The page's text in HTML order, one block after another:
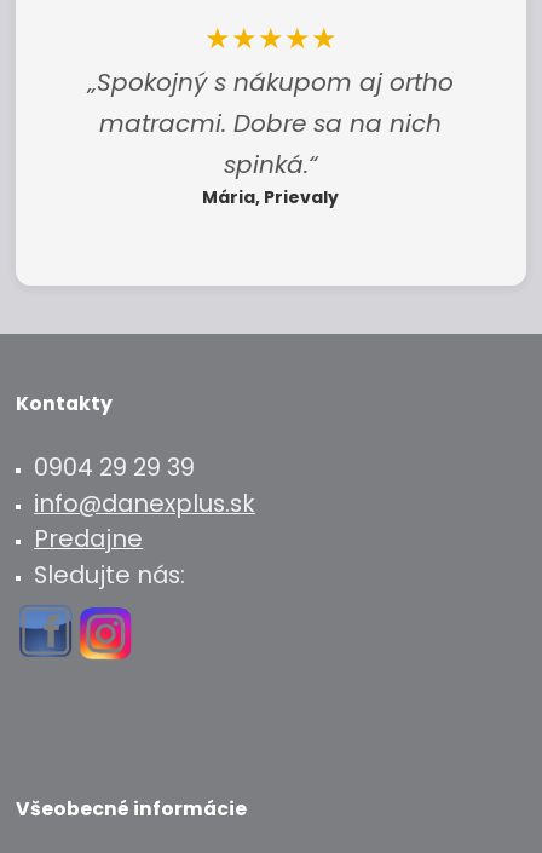
★★★★★
„Spokojný s nákupom aj ortho
matracmi. Dobre sa na nich
spinká.“
Mária, Prievaly
Kontakty
0904 29 29 39
info@danexplus.sk
Predajne
Sledujte nás:
Všeobecné informácie